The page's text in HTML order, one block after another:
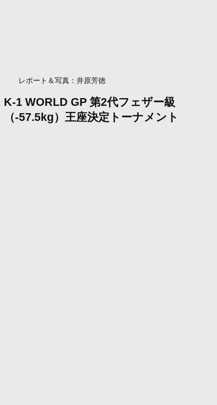
レポート＆写真：井原芳徳
K-1 WORLD GP 第2代フェザー級
（-57.5kg）王座決定トーナメント